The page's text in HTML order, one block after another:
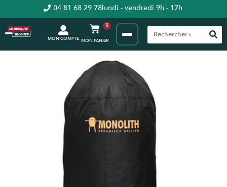
04 81 68 29 78lundi - vendredi 9h - 17h
MON COMPTE
0